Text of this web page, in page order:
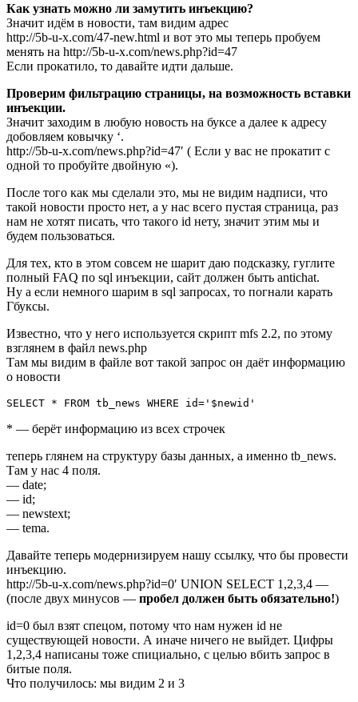
Как узнать можно ли замутить инъекцию?
Значит идём в новости, там видим адрес
http://5b-u-x.com/47-new.html и вот это мы теперь пробуем
менять на http://5b-u-x.com/news.php?id=47
Если прокатило, то давайте идти дальше.
Проверим фильтрацию страницы, на возможность вставки
инъекции.
Значит заходим в любую новость на буксе а далее к адресу
добовляем ковычку ‘.
http://5b-u-x.com/news.php?id=47′ ( Если у вас не прокатит с
одной то пробуйте двойную «).
После того как мы сделали это, мы не видим надписи, что
такой новости просто нет, а у нас всего пустая страница, раз
нам не хотят писать, что такого id нету, значит этим мы и
будем пользоваться.
Для тех, кто в этом совсем не шарит даю подсказку, гуглите
полный FAQ по sql инъекции, сайт должен быть antichat.
Ну а если немного шарим в sql запросах, то погнали карать
Гбуксы.
Известно, что у него используется скрипт mfs 2.2, по этому
взглянем в файл news.php
Там мы видим в файле вот такой запрос он даёт информацию
о новости
SELECT * FROM tb_news WHERE id='$newid'
* — берёт информацию из всех строчек
теперь глянем на структуру базы данных, а именно tb_news.
Там у нас 4 поля.
— date;
— id;
— newstext;
— tema.
Давайте теперь модернизируем нашу ссылку, что бы провести
инъекцию.
http://5b-u-x.com/news.php?id=0′ UNION SELECT 1,2,3,4 —
(после двух минусов — пробел должен быть обязательно!)
id=0 был взят спецом, потому что нам нужен id не
существующей новости. А иначе ничего не выйдет. Цифры
1,2,3,4 написаны тоже спициально, с целью вбить запрос в
битые поля.
Что получилось: мы видим 2 и 3